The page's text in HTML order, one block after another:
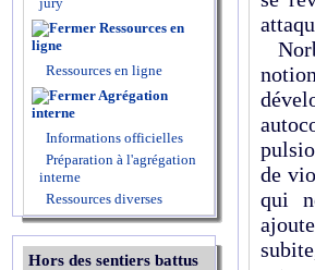
Ressources en
ligne
Ressources en ligne
Agrégation
interne
Informations officielles
Préparation à l'agrégation
interne
Ressources diverses
Hors des sentiers battus
de
qui